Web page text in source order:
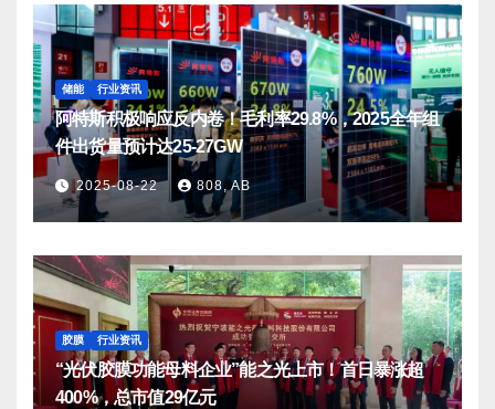
储能 行业资讯
阿特斯积极响应反内卷！毛利率29.8%，2025全年组
件出货量预计达25-27GW
2025-08-22 808, AB
胶膜 行业资讯
“光伏胶膜功能母料企业”能之光上市！首日暴涨超
400%，总市值29亿元